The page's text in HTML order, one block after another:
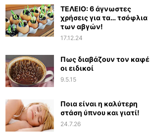
ΤΕΛΕΙΟ: 6 άγνωστες
χρήσεις για τα… τσόφλια
των αβγών!
17.12.24
Πως διαβάζουν τον καφέ
οι ειδικοί
9.5.15
Ποια είναι η καλύτερη
στάση ύπνου και γιατί!
24.7.26